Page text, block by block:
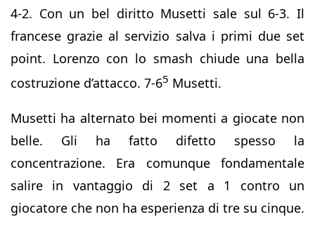
4-2. Con un bel diritto Musetti sale sul 6-3. Il
francese grazie al servizio salva i primi due set
point. Lorenzo con lo smash chiude una bella
costruzione d’attacco. 7-65 Musetti.
Musetti ha alternato bei momenti a giocate non
belle. Gli ha fatto difetto spesso la
concentrazione. Era comunque fondamentale
salire in vantaggio di 2 set a 1 contro un
giocatore che non ha esperienza di tre su cinque.